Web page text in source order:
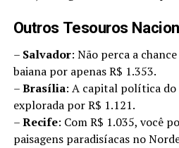
Outros Tesouros
– Salvador: Não perca a
baiana por apenas R$ 1.353.
–Brasília: A capital política do
explorada por R$ 1.121.
–Recife: Com R$ 1.035, você
paisagens paradisíacas no